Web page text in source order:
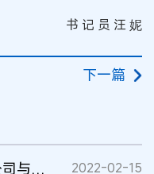
书 记 员 汪 妮
下一篇
上诉人恒基公司、归源公司与被上诉人凯赛公司、凯赛金乡公司、原审被告瀚霖公司侵害发明专利权纠纷案 2022-02-15